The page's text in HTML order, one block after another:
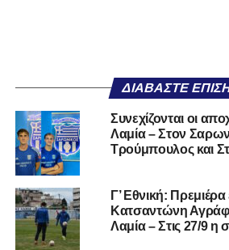
ΔΙΑΒΆΣΤΕ
Συνεχίζονται οι
Λαμία – Στον
Τρούμπουλος και
Γ’ Εθνική:
Κατσαντώνη
Λαμία – Στις 27/9 η